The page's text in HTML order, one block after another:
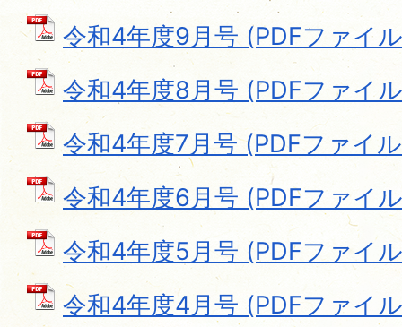
令和4年度9月号 (PDFファイ
令和4年度8月号 (PDFファイ
令和4年度7月号 (PDFファイ
令和4年度6月号 (PDFファイ
令和4年度5月号 (PDFファイ
令和4年度4月号 (PDFファイ